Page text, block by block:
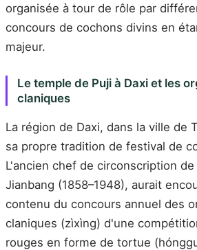
organisée à tour de rôle par
concours de cochons divins en
majeur.
Le temple de Puji à Daxi et les
claniques
La région de Daxi, dans la ville de
sa propre tradition de festival de
L'ancien chef de circonscription de
Jianbang (1858–1948), aurait
contenu du concours annuel des
claniques (zìxìng) d'une
rouges en forme de tortue